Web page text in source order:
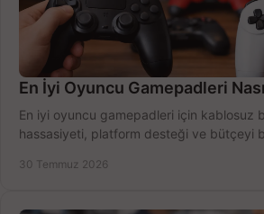
En İyi Oyuncu Gamepadleri
En iyi oyuncu gamepadleri için kablosuz
hassasiyeti, platform desteği ve bütçeyi
30 Temmuz 2026